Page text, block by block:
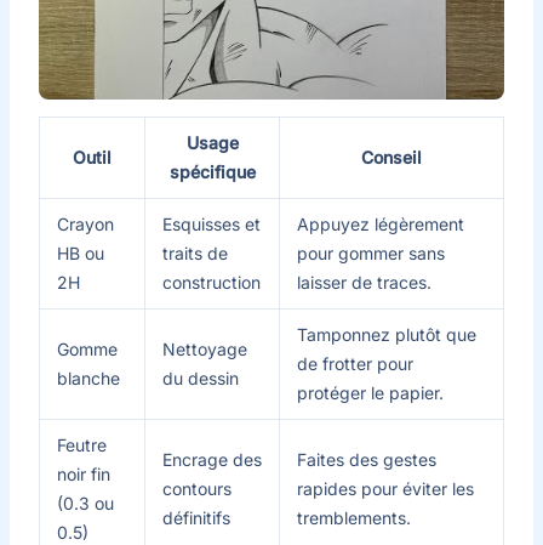
Outil
Usage
spécifique
Conseil
Crayon
HB ou
2H
Esquisses et
traits de
construction
Appuyez légèrement
pour gommer sans
laisser de traces.
Gomme
blanche
Nettoyage
du dessin
Tamponnez plutôt que
de frotter pour
protéger le papier.
Feutre
noir fin
(0.3 ou
0.5)
Encrage des
contours
définitifs
Faites des gestes
rapides pour éviter les
tremblements.